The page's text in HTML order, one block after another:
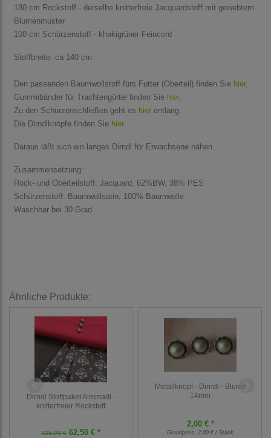
180 cm Rockstoff - derselbe knitterfreie Jacquardstoff mit gewebtem
Blumenmuster
100 cm Schürzenstoff - khakigrüner Feincord
Stoffbreite: ca 140 cm
Den passenden Baumwollstoff fürs Futter (Oberteil) finden Sie hier.
Gummibänder für Trachtengürtel finden Sie hier.
Zu den Schürzenschließen geht es hier entlang.
Die Dirndlknöpfe finden Sie hier.
Daraus läßt sich ein langes Dirndl für Erwachsene nähen.
Zusammensetzung:
Rock- und Oberteilstoff: Jacquard, 62%BW, 38% PES
Schürzenstoff: Baumwollsatin, 100% Baumwolle
Waschbar bei 30 Grad
Ähnliche Produkte:
Dirndl Stoffpaket Almmadl -
knitterfreier Rockstoff
125,00 € 62,50 € *
Metallknopf - Dirndl - Blume
14mm
2,00 € *
Grundpreis: 2,00 € / Stück